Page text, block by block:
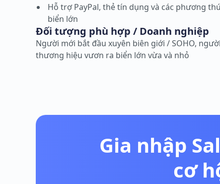
Hỗ trợ PayPal, thẻ tín dụng và các phương
biển lớn
Đối tượng phù hợp / Doanh nghiệp
Người mới bắt đầu xuyên biên giới / SOHO,
thương hiệu vươn ra biển lớn vừa và nhỏ
Gia nhập
cơ